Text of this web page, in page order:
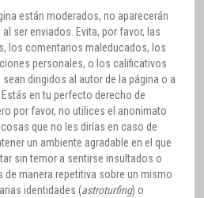
están moderados, no aparecerán
ser enviados. Evita, por favor, las
los comentarios maleducados, los
personales, o los calificativos
dirigidos al autor de la página o a
en tu perfecto derecho de
por favor, no utilices el anonimato
que no les dirías en caso de
un ambiente agradable en el que
sin temor a sentirse insultados o
manera repetitiva sobre un mismo
identidades (astroturfing) o